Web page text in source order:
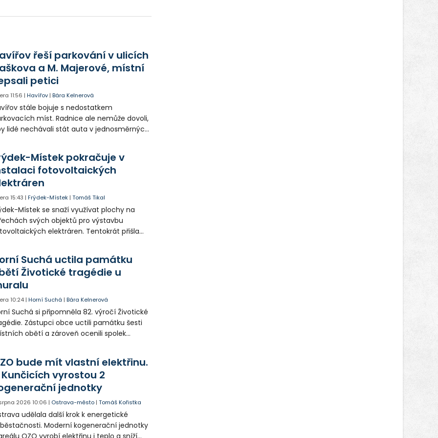
budovy a novým trendem je
řeší parkování v ulicích
a M. Majerové, místní
petici
11:56 |Havířov |Bára Kelnerová
stále bojuje s nedostatkem
míst. Radnice ale nemůže dovoli,
lidé nechávali stát auta v jednosměrných
někteří obyvatelé rozhodli sepsat petici.
Místek pokračuje v
fotovoltaických
15:43 |Frýdek-Místek |Tomáš Tikal
Místek se snaží využívat plochy na
svých objektů pro výstavbu
elektráren. Tentokrát přišla
Suchá uctila památku
Životické tragédie u
10:24 |Horní Suchá |Bára Kelnerová
Suchá si připomněla 82. výročí Životické
Zástupci obce uctili památku šesti
obětí a zároveň ocenili spolek
bude mít vlastní elektřinu.
Kunčicích vyrostou 2
jednotky
2026 10:06 | Ostrava-město |Tomáš Kořistka
udělala další krok k energetické
Moderní kogenerační jednotky
OZO vyrobí elektřinu i teplo a sníží